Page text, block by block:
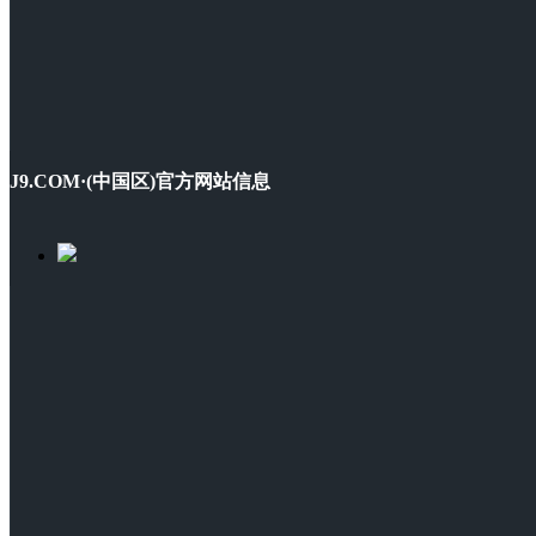
J9.COM·(中国区)官方网站信息